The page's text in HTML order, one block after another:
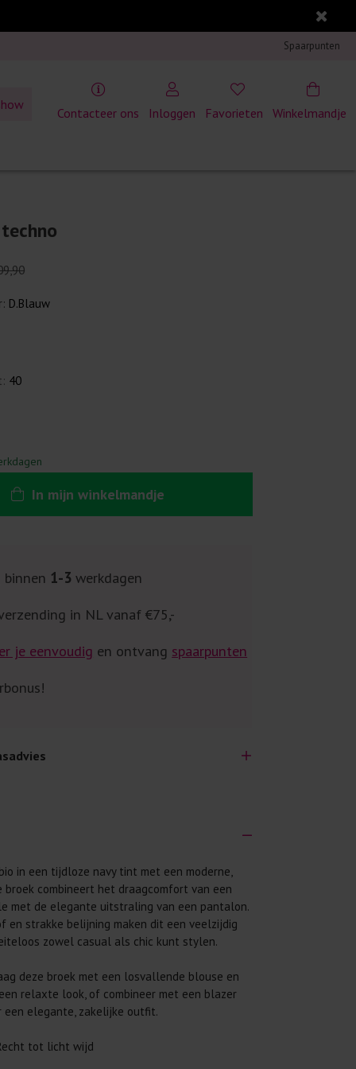
Spaarpunten
Winkelmandje
Contacteer ons Inloggen Favorieten
D.Blauw
40
In mijn winkelmandje
binnen 1-3werkdagen
in NL vanaf €75,-
je eenvoudig en ontvang spaarpunten
lang plezier hebben van je nieuwe kleding.
wij een aantal algemene was-tips:
even het was-etiket.
binnenste buiten. Dat beschermt de
wasmiddel. Per kledingstuk is een drupje
in een tijdloze navy tint met een moderne,
broek combineert het draagcomfort van een
met de elegante uitstraling van een pantalon.
en strakke belijning maken dit een veelzijdig
zowel casual als chic kunt stylen.
deze broek met een losvallende blouse en
relaxte look, of combineer met een blazer
een elegante, zakelijke outfit.
tot licht wijd